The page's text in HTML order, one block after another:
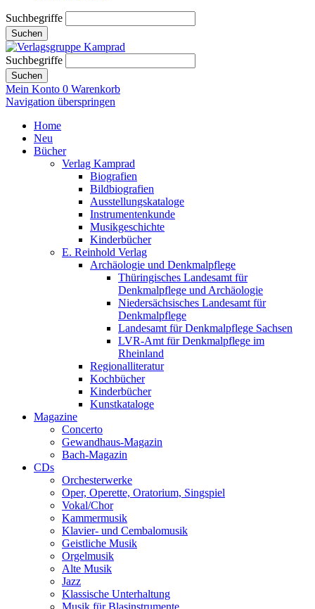
Suchbegriffe
Suchen
Suchbegriffe
Suchen
Mein Konto 0 Warenkorb
Navigation überspringen
Home
Neu
Bücher
Verlag Kamprad
Biografien
Bildbiografien
Ausstellungskataloge
Instrumentenkunde
Musikgeschichte
Kinderbücher
E. Reinhold Verlag
Archäologie und Denkmalpflege
Thüringisches Landesamt für
Denkmalpflege und Archäologie
Niedersächsisches Landesamt für
Denkmalpflege
Landesamt für Denkmalpflege Sachsen
LVR-Amt für Denkmalpflege im
Rheinland
Regionalliteratur
Kochbücher
Kinderbücher
Kunstkataloge
Magazine
Concerto
Gewandhaus-Magazin
Bach-Magazin
CDs
Orchesterwerke
Oper, Operette, Oratorium, Singspiel
Vokal/Chor
Kammermusik
Klavier- und Cembalomusik
Geistliche Musik
Orgelmusik
Alte Musik
Jazz
Klassische Unterhaltung
Musik für Blasinstrumente